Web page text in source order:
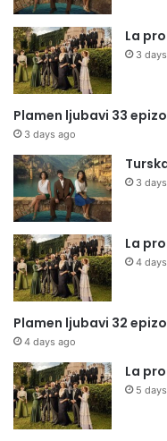
La
3
Plamen ljubavi 33
3 days ago
3
La
4
Plamen ljubavi 32
4 days ago
La
5